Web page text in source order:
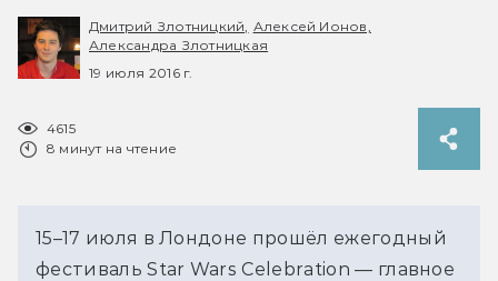
Дмитрий Злотницкий,
Алексей Ионов,
Александра Злотницкая
19 июля 2016 г.
4615
8 минут на чтение
15–17 июля в Лондоне прошёл ежегодный
фестиваль Star Wars Celebration — главное